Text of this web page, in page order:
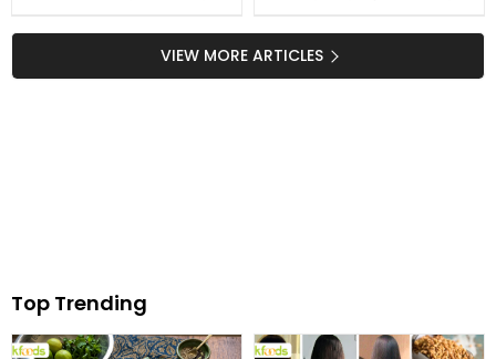
خوش قسمت پاکستانی
شخص کے پانی پلانے کے
کیا ہوا کہ سچ بتاتے ہوئے رو
پڑیں؟ ویڈیو
VIEW MORE ARTICLES
Top Trending